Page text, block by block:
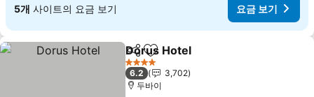
5개 사이트의 요금 보기 요금 보기
공유 즐겨찾기에 추가
Dorus Hotel
4 성급
6.2
3,702
두바이